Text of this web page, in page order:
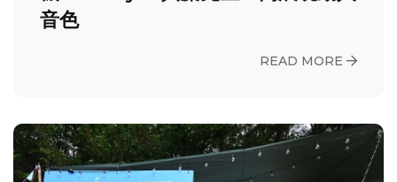
⾳⾊
READ MORE